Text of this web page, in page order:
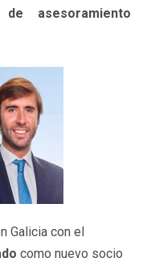
asesoramiento
Galicia con el
como nuevo socio